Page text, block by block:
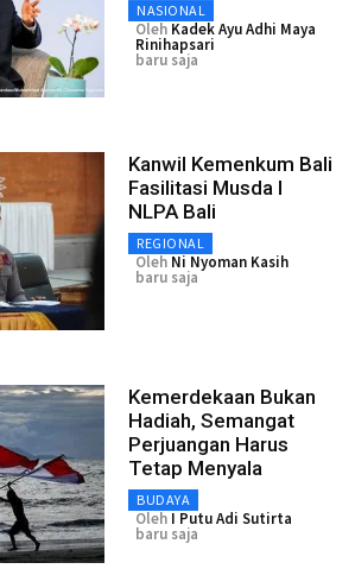
NASIONAL
Oleh Kadek Ayu Adhi Maya
Rinihapsari
baru saja
Kanwil Kemenkum Bali
Fasilitasi Musda I
NLPA Bali
REGIONAL
Oleh Ni Nyoman Kasih
baru saja
Kemerdekaan Bukan
Hadiah, Semangat
Perjuangan Harus
Tetap Menyala
BUDAYA
Oleh I Putu Adi Sutirta
baru saja